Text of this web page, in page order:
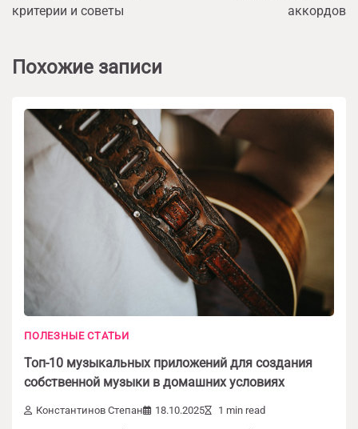
записям
критерии и советы
аккордов
Похожие записи
ПОЛЕЗНЫЕ СТАТЬИ
Топ-10 музыкальных приложений для создания
собственной музыки в домашних условиях
Константинов Степан 18.10.2025
1 min read